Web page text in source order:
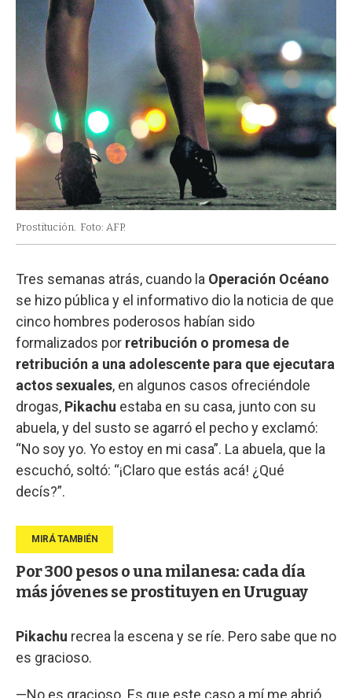
Prostitución. Foto: AFP.
Tres semanas atrás, cuando la Operación Océano
se hizo pública y el informativo dio la noticia de que
cinco hombres poderosos habían sido
formalizados por retribución o promesa de
retribución a una adolescente para que ejecutara
actos sexuales, en algunos casos ofreciéndole
drogas, Pikachu estaba en su casa, junto con su
abuela, y del susto se agarró el pecho y exclamó:
“No soy yo. Yo estoy en mi casa”. La abuela, que la
escuchó, soltó: “¡Claro que estás acá! ¿Qué
decís?”.
Por 300 pesos o una milanesa: cada día
más jóvenes se prostituyen en Uruguay
Pikachu recrea la escena y se ríe. Pero sabe que no
es gracioso.
—No es gracioso. Es que este caso a mí me abrió